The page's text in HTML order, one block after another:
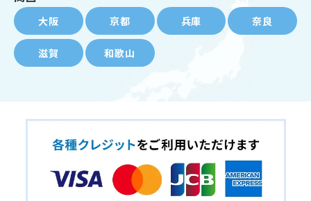
大阪 京都 兵庫 奈良
滋賀 和歌山